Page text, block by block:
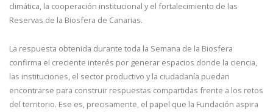
climática, la cooperación institucional y el fortalecimiento de las
Reservas de la Biosfera de Canarias.
La respuesta obtenida durante toda la Semana de la Biosfera
confirma el creciente interés por generar espacios donde la ciencia,
las instituciones, el sector productivo y la ciudadanía puedan
encontrarse para construir respuestas compartidas frente a los retos
del territorio. Ese es, precisamente, el papel que la Fundación aspira